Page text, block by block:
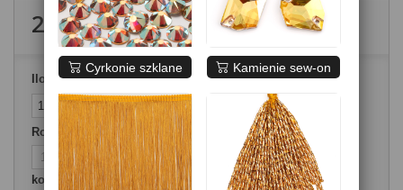
200,00 złbrutto
Ilość
Rozmiary ubrań
kolory
Cyrkonie szklane Kamienie sew-on